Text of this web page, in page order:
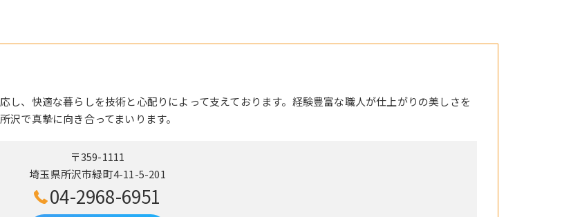
し、快適な暮らしを技術と心配りによって支えております。経験豊富な職人が仕上がりの美しさを
沢で真摯に向き合ってまいります。
〒359-1111
埼玉県所沢市緑町4-11-5-201
04-2968-6951